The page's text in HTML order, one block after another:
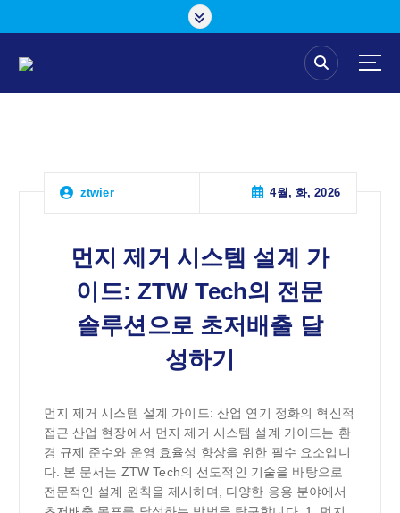
ztwier 4월, 화, 2026
먼지 제거 시스템 설계 가
이드: ZTW Tech의 전문
솔루션으로 초저배출 달
성하기
먼지 제거 시스템 설계 가이드: 산업 연기 정화의 혁신적
접근 산업 현장에서 먼지 제거 시스템 설계 가이드는 환
경 규제 준수와 운영 효율성 향상을 위한 필수 요소입니
다. 본 문서는 ZTW Tech의 선도적인 기술을 바탕으로
전문적인 설계 원칙을 제시하며, 다양한 응용 분야에서